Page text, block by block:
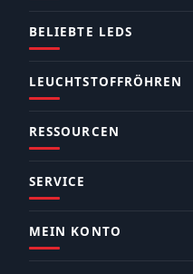
BELIEBTE LEDS
LEUCHTSTOFFRÖHREN
RESSOURCEN
SERVICE
MEIN KONTO